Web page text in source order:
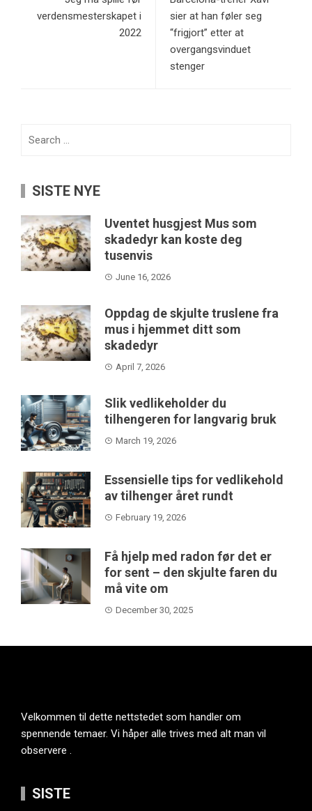
verdensmesterskapet i
2022
sier at han føler seg
“frigjort” etter at
overgangsvinduet
stenger
SISTE NYE
Uventet husgjest Mus som
skadedyr kan koste deg
tusenvis
June 16, 2026
Oppdag de skjulte truslene fra
mus i hjemmet ditt som
skadedyr
April 7, 2026
Slik vedlikeholder du
tilhengeren for langvarig bruk
March 19, 2026
Essensielle tips for vedlikehold
av tilhenger året rundt
February 19, 2026
Få hjelp med radon før det er
for sent – den skjulte faren du
må vite om
December 30, 2025
Velkommen til dette nettstedet som handler om
spennende temaer. Vi håper alle trives med alt man vil
observere .
SISTE